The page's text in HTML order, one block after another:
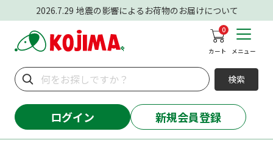
2026.7.29 地震の影響によるお荷物のお届けについて
0
カート メニュー
検索
ログイン 新規会員登録